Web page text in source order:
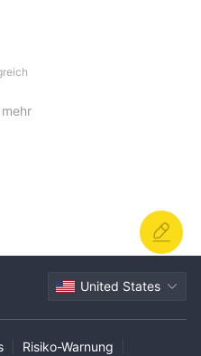
United States
Risiko-Warnung